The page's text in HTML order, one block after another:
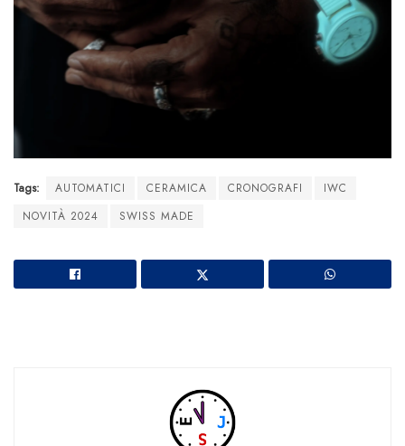
Tags: AUTOMATICI CERAMICA CRONOGRAFI
IWC
NOVITÀ 2024
SWISS MADE